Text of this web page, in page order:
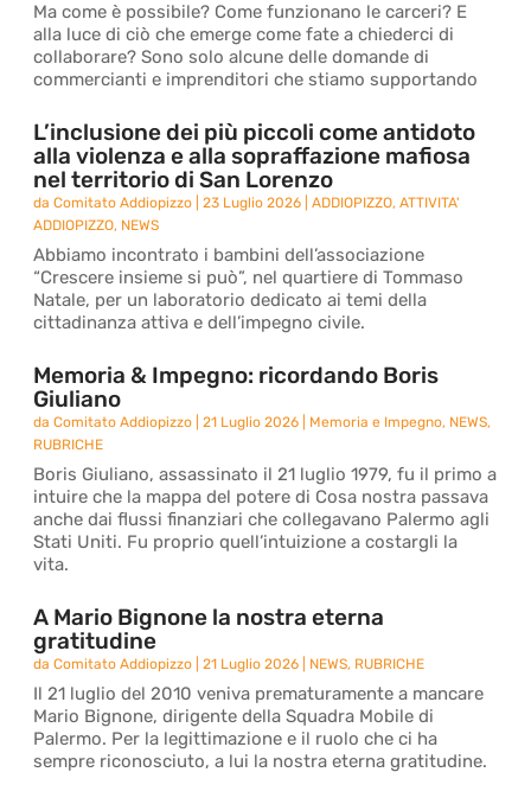
Ma come è possibile? Come funzionano le carceri? E
alla luce di ciò che emerge come fate a chiederci di
collaborare? Sono solo alcune delle domande di
commercianti e imprenditori che stiamo supportando
L’inclusione dei più piccoli come antidoto
alla violenza e alla sopraffazione mafiosa
nel territorio di San Lorenzo
daComitato Addiopizzo |23 Luglio 2026 |ADDIOPIZZO,ATTIVITA'
ADDIOPIZZO, NEWS
Abbiamo incontrato i bambini dell’associazione
“Crescere insieme si può”, nel quartiere di Tommaso
Natale, per un laboratorio dedicato ai temi della
cittadinanza attiva e dell’impegno civile.
Memoria & Impegno: ricordando Boris
Giuliano
daComitato Addiopizzo |21 Luglio 2026 Memoria e Impegno, NEWS,
RUBRICHE
Boris Giuliano, assassinato il 21 luglio 1979, fu il primo a
intuire che la mappa del potere di Cosa nostra passava
anche dai flussi finanziari che collegavano Palermo agli
Stati Uniti. Fu proprio quell’intuizione a costargli la
vita.
A Mario Bignone la nostra eterna
gratitudine
daComitato Addiopizzo |21 Luglio 2026 NEWS, RUBRICHE
Il 21 luglio del 2010 veniva prematuramente a mancare
Mario Bignone, dirigente della Squadra Mobile di
Palermo. Per la legittimazione e il ruolo che ci ha
sempre riconosciuto, a lui la nostra eterna gratitudine.